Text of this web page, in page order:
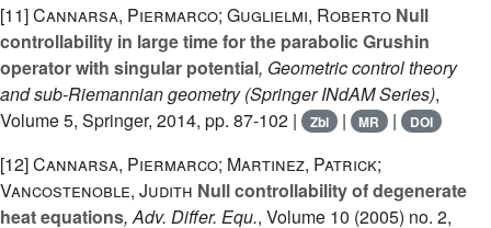
[11]Cannarsa, Piermarco; Guglielmi, Roberto Null
controllability in large time for the parabolic Grushin
operator with singular potential, Geometric control theory
and sub-Riemannian geometry(Springer INdAM Series),
Volume 5, Springer, 2014, pp. 87-102 | Zbl | MR | DOI
[12]Cannarsa, Piermarco; Martinez, Patrick;
Vancostenoble, Judith Null controllability of degenerate
heat equations, Adv. Differ. Equ., Volume 10 (2005) no. 2,